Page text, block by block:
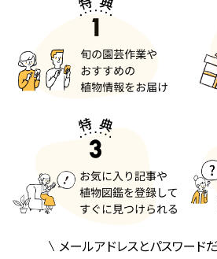
メールアドレスとパスワード